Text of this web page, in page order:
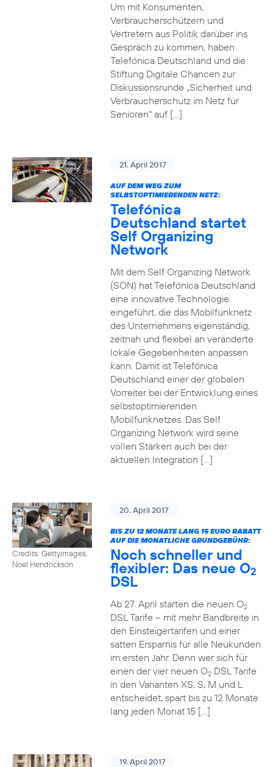
Um mit Konsumenten,
Verbraucherschützern und
Vertretern aus Politik darüber ins
Gespräch zu kommen, haben
Telefónica Deutschland und die
Stiftung Digitale Chancen zur
Diskussionsrunde „Sicherheit und
Verbraucherschutz im Netz für
Senioren“ auf […]
21. April 2017
AUF DEM WEG ZUM
SELBSTOPTIMIERENDEN NETZ:
Telefónica
Deutschland startet
Self Organizing
Network
Mit dem Self Organizing Network
(SON) hat Telefónica Deutschland
eine innovative Technologie
eingeführt, die das Mobilfunknetz
des Unternehmens eigenständig,
zeitnah und flexibel an veränderte
lokale Gegebenheiten anpassen
kann. Damit ist Telefónica
Deutschland einer der globalen
Vorreiter bei der Entwicklung eines
selbstoptimierenden
Mobilfunknetzes. Das Self
Organizing Network wird seine
vollen Stärken auch bei der
aktuellen Integration […]
Credits: Gettyimages,
Noel Hendrickson
20. April 2017
BIS ZU 12 MONATE LANG 15 EURO RABATT
AUF DIE MONATLICHE GRUNDGEBÜHR:
Noch schneller und
flexibler: Das neue O2
DSL
Ab 27. April starten die neuen O2
DSL Tarife – mit mehr Bandbreite in
den Einsteigertarifen und einer
satten Ersparnis für alle Neukunden
im ersten Jahr. Denn wer sich für
einen der vier neuen O2DSL Tarife
in den Varianten XS, S, M und L
entscheidet, spart bis zu 12 Monate
lang jeden Monat 15 […]
19. April 2017